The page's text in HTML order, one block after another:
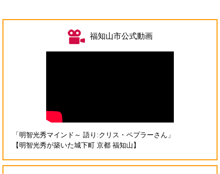
リ
福知山市公式動画
「明智光秀マインド～ 語り:クリス・ペプラーさん」
【明智光秀が築いた城下町 京都 福知山】